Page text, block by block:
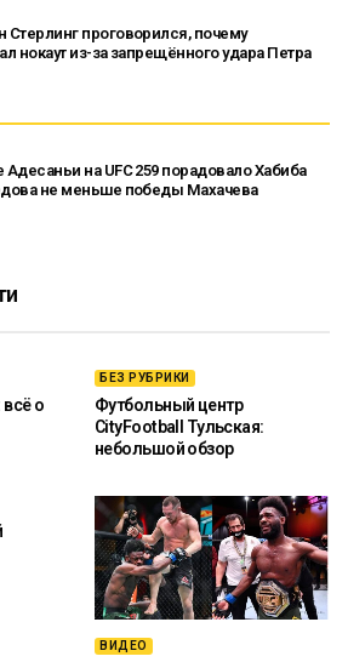
проговорился, почему
нокаут из-за запрещённого удара Петра
на UFC 259 порадовало Хабиба
не меньше победы Махачева
о
БЕЗ РУБРИКИ
Футбольный центр
CityFootball Тульская:
небольшой обзор
ВИДЕО